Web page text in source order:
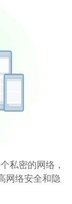
私密的网络，
网络安全和隐